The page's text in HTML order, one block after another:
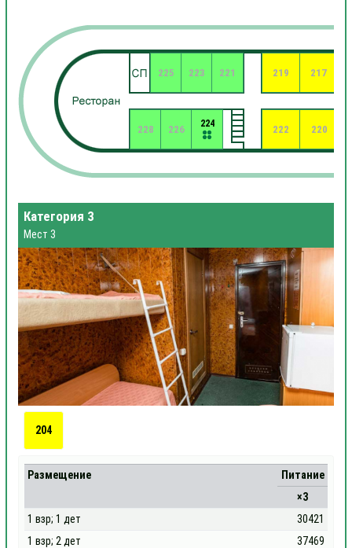
217
219
220
221
222
223
224
225
226
228
Категория 3
Мест 3
204
Размещение
Питание
×3
1 взр; 1 дет
30421
1 взр; 2 дет
37469